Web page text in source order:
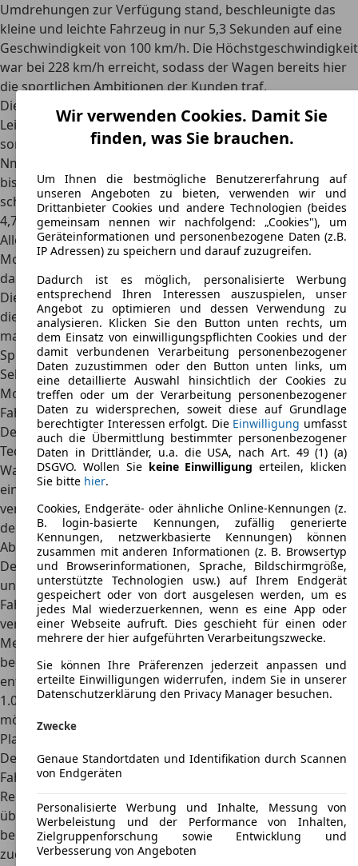
Umdrehungen zur Verfügung stand, beschleunigte das
kleine und leichte Fahrzeug in nur 5,3 Sekunden auf eine
Geschwindigkeit von 100 km/h. Die Höchstgeschwindigkeit
war bei 228 km/h erreicht, sodass der Wagen bereits hier
die sportlichen Ambitionen der Kunden traf.
Die gleiche Motorisierung gab es allerdings auch mit mehr
Leistung, eine spezielle Aufladungmachte es möglich und
sorgte für bis zu 279 PS. Das Drehmoment stieg auf 414
Nm an, die Höchstgeschwindigkeit betrug in diesem Fall
bis zu 245 km/h. Auch die Beschleunigung ging deutlich
schneller vonstatten, sodass der Sprint auf Tempo 100 nur
4,7 Sekunden dauerte.
Allerdings stellten beide genannten Ausführungen der
Motoren für den TVR Chimaera nicht die Top-Ausführung
dar, im Laufe der Jahre gab es deutlich stärkere Antriebe.
Dies gilt vor allem für die leistungsfähigste Ausführung,
die bis zu 345 PS Leistung mobilisieren konnten. Mit
maximal 434 Nm Drehmoment, einer
Spitzengeschwindigkeit von 261 km/h und nur 4,1
Sekunden für den Sprint von 0 bis 100 km/h bewies das
Modelldeutlich mehr Sportlichkeit und noch flottere
Fahrleistungen
Der TVR Chimaera basierte auf vergleichsweise einfacher
Technik, eine Automatik war somit für den sportlichen
Wagen nicht vorgesehen. Das Modell kam immer mit
einemmanuellen Schaltgetriebe
verfügte zudem über einen sportlichen Hinterradantrieb,
der die guten Fahrleistungen unterstützte.
Abmessungen
Der TVR Chimaera war einkleiner und leichter Sportwagen
und mit den heutigen Modellen, die teils Mittelklasse-
Fahrzeuge bei den Abmessungen überragen, kaum zu
vergleichen. Das Fahrzeug war etwa vier Meter lang, 1,73
Meter breit und nur 1,22 Meter hoch. Wer also in den
bequemen Sportsitzen Platz nehmen wollte, musste
entsprechend agil sein. Das Leergewicht betrug lediglich
1.060 Kilogramm, die spezielle Leichtbauweise machte das
möglich. Knapp 2,3 Meter Radstand ließen dennoch viel
Platz im Innenraum zu.
Denn der TVR Chimaera war nicht nur als sportliches
Fahrzeug für viel Fahrspaß konzipiert, er sollte auch als
Reisewagen fungieren und mit einem guten Komfort
überzeugen. Deshalb standen im Innenraumzwei
bequeme Sportsitzezur Verfügung, das Modell verfügte
zudem über eine gute, eher weiche Fahrwerkabstimmung.
Wir verwenden Cookies. Damit Sie
finden, was Sie brauchen.
Um Ihnen die bestmögliche Benutzererfahrung auf
unseren Angeboten zu bieten, verwenden wir und
Drittanbieter Cookies und andere Technologien (beides
gemeinsam nennen wir nachfolgend: „Cookies"), um
Geräteinformationen und personenbezogene Daten (z.B.
IP Adressen) zu speichern und darauf zuzugreifen.
Dadurch ist es möglich, personalisierte Werbung
entsprechend Ihren Interessen auszuspielen, unser
Angebot zu optimieren und dessen Verwendung zu
analysieren. Klicken Sie den Button unten rechts, um
dem Einsatz von einwilligungspflichten Cookies und der
damit verbundenen Verarbeitung personenbezogener
Daten zuzustimmen oder den Button unten links, um
eine detaillierte Auswahl hinsichtlich der Cookies zu
treffen oder um der Verarbeitung personenbezogener
Daten zu widersprechen, soweit diese auf Grundlage
berechtigter Interessen erfolgt. Die Einwilligung umfasst
auch die Übermittlung bestimmter personenbezogener
Daten in Drittländer, u.a. die USA, nach Art. 49 (1) (a)
DSGVO. Wollen Sie keine Einwilligung erteilen, klicken
Sie bitte hier.
Cookies, Endgeräte- oder ähnliche Online-Kennungen (z.
B. login-basierte Kennungen, zufällig generierte
Kennungen, netzwerkbasierte Kennungen) können
zusammen mit anderen Informationen (z. B. Browsertyp
und Browserinformationen, Sprache, Bildschirmgröße,
unterstützte Technologien usw.) auf Ihrem Endgerät
gespeichert oder von dort ausgelesen werden, um es
jedes Mal wiederzuerkennen, wenn es eine App oder
einer Webseite aufruft. Dies geschieht für einen oder
mehrere der hier aufgeführten Verarbeitungszwecke.
Sie können Ihre Präferenzen jederzeit anpassen und
erteilte Einwilligungen widerrufen, indem Sie in unserer
Datenschutzerklärung den Privacy Manager besuchen.
Zwecke
Genaue Standortdaten und Identifikation durch Scannen
von Endgeräten
Personalisierte Werbung und Inhalte, Messung von
Werbeleistung und der Performance von Inhalten,
Zielgruppenforschung sowie Entwicklung und
Verbesserung von Angeboten